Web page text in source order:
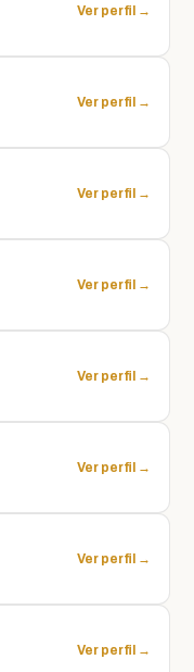
Ver perfil →
Ver perfil →
Ver perfil →
Ver perfil →
Ver perfil →
Ver perfil →
Ver perfil →
Ver perfil →